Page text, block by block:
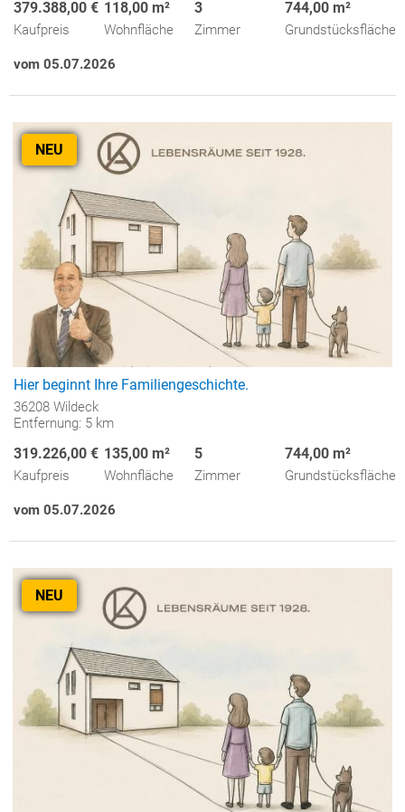
379.388,00 €
Kaufpreis
118,00 m²
Wohnfläche
3
Zimmer
744,00 m²
Grundstücksfläche
vom 05.07.2026
NEU
Hier beginnt Ihre Familiengeschichte.
36208 Wildeck
Entfernung: 5 km
319.226,00 €
Kaufpreis
135,00 m²
Wohnfläche
5
Zimmer
744,00 m²
Grundstücksfläche
vom 05.07.2026
NEU